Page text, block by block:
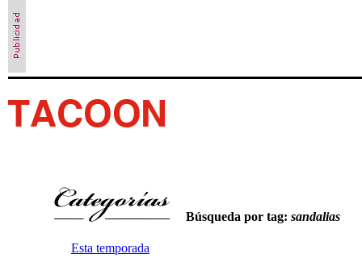
Esta temporada
Búsqueda por tag: sandalias